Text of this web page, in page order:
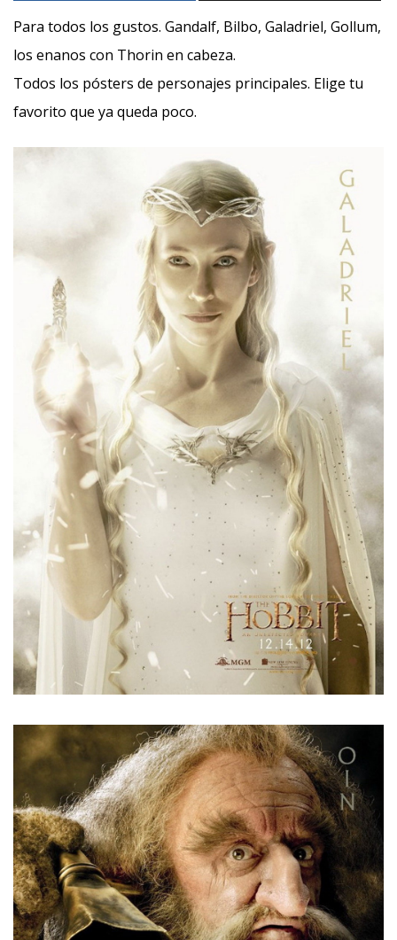
Para todos los gustos. Gandalf, Bilbo, Galadriel, Gollum,
los enanos con Thorin en cabeza.
Todos los pósters de personajes principales. Elige tu
favorito que ya queda poco.